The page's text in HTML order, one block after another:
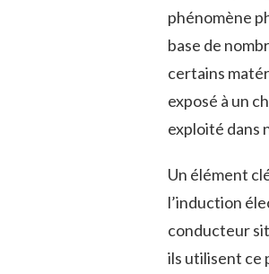
phénomène
base de
certains
exposé à un
exploité dans
Un élément
l’induction
conducteur
ils utilisent ce